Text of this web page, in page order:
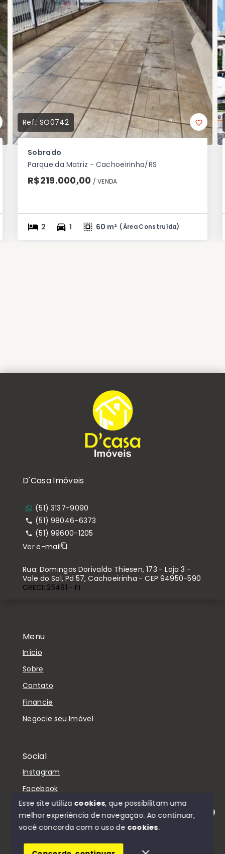
Ref.:SO0742
Sobrado
Parque da Matriz - Cachoeirinha/RS
R$219.000,00 / VENDA
2 1 60 m² (Área Construída)
Olá! Estamos disponíveis para te ajudar.
Menu
Início
Sobre
Contato
Financie
Negocie seu Imóvel
Social
Instagram
Facebook
© Copyright 2026 - D'Casa Imóveis - Todos os
D'Casa Imóveis
(51) 3137-9090
(51) 98046-6373
(51) 99600-1205
Ver e-mail
Rua: Domingos Dorivaldo Thiesen, 173 - Loja 3 -
Vale do Sol, Pd 57, Cachoeirinha - CEP 94950-590
CRECI: 25491 - FI
Esse site utiliza cookies, que possibilitam uma
melhor experiência de navegação.Ao continuar,
você concorda com o uso de cookies.